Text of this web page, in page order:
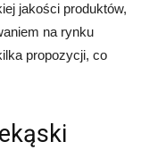
jakości produktów,
na rynku
propozycji, co